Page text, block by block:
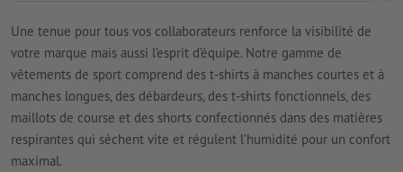
Une tenue pour tous vos collaborateurs renforce la visibilité de
votre marque mais aussi l’esprit d’équipe. Notre gamme de
vêtements de sport comprend des t-shirts à manches courtes et à
manches longues, des débardeurs, des t-shirts fonctionnels, des
maillots de course et des shorts confectionnés dans des matières
respirantes qui sèchent vite et régulent l’humidité pour un confort
maximal.